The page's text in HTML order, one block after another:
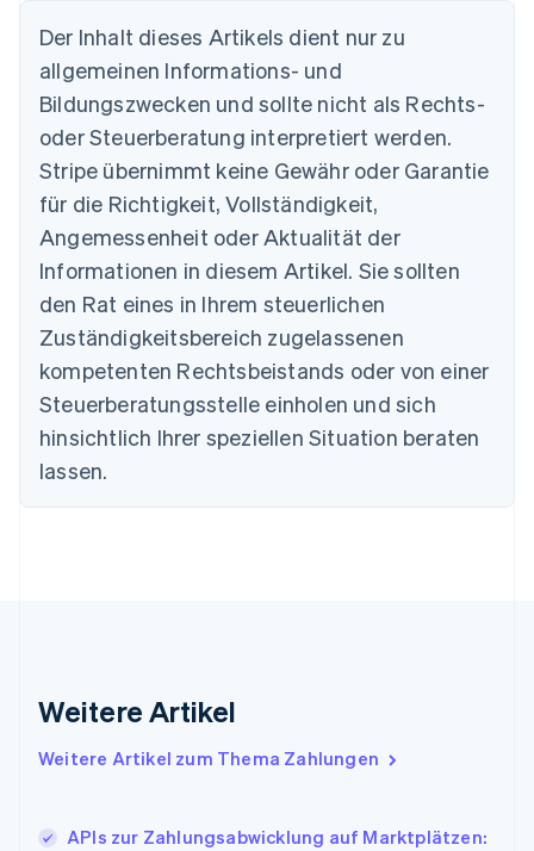
Der Inhalt dieses Artikels dient nur zu
allgemeinen Informations- und
Bildungszwecken und sollte nicht als Rechts-
oder Steuerberatung interpretiert werden.
Stripe übernimmt keine Gewähr oder Garantie
für die Richtigkeit, Vollständigkeit,
Angemessenheit oder Aktualität der
Informationen in diesem Artikel. Sie sollten
den Rat eines in Ihrem steuerlichen
Zuständigkeitsbereich zugelassenen
kompetenten Rechtsbeistands oder von einer
Steuerberatungsstelle einholen und sich
hinsichtlich Ihrer speziellen Situation beraten
lassen.
Weitere Artikel
Weitere Artikel zum Thema Zahlungen
APIs zur Zahlungsabwicklung auf Marktplätzen:
Australien
English
Belgien
Nederlands Français DeutschEnglish
Brasilien
PortuguêsEnglish
English
Dänemark
English
Deutschland
Deutsch English
Estland
Festlandchina
简体中文English
Finnland
English
Frankreich
Irland
Italien
日本語 English